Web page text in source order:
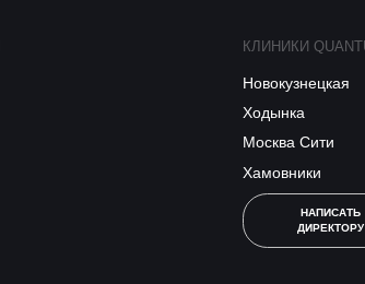
КЛИНИКИ
Новокузнецкая
Ходынка
Москва Сити
Хамовники
НАПИСАТЬ
ДИРЕКТОРУ